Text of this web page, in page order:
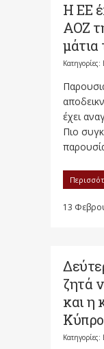
Η ΕΕ
ΑΟΖ
μάτια
Κατηγορίες:
έχει
Πιο
13
ζητά
και η
Κατηγορίες: